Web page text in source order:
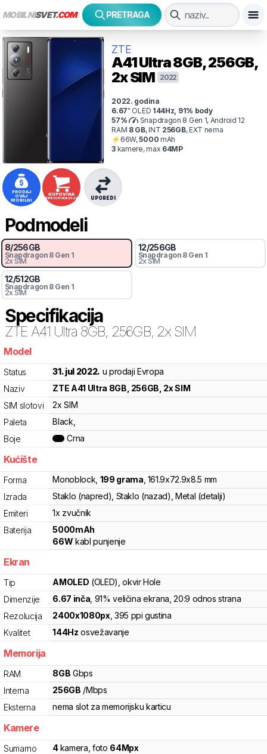
MOBILNISVET.COM PRETRAGA
ZTE
A41 Ultra8GB, 256GB,
2x SIM 2022
2022. godina
6.67" OLED 144Hz, 91% body
57%
Snapdragon 8 Gen 1, Android 12
RAM 8GB,INT 256GB,EXT nema
⚡ 66W,5000 mAh
3 kamere, max 64MP
PRODAJ
OVAJ
MOBILNI
KUPOVINA
SPECIFIKACIJA UPOREDI
Podmodeli
8/256GB
Snapdragon 8 Gen 1
2x SIM
12/256GB
Snapdragon 8 Gen 1
2x SIM
12/512GB
Snapdragon 8 Gen 1
2x SIM
Specifikacija
ZTE A41 Ultra 8GB, 256GB, 2x SIM
Model
Status 31. jul 2022. u prodaji Evropa
Naziv
ZTE A41 Ultra 8GB, 256GB, 2x SIM
SIM slotovi
2x SIM
Paleta
Black,
Boje
Crna
Kućište
Forma Monoblock 199 grama 161.9x72.9x8.5 mm
Izrada
Staklo (napred), Staklo (nazad), Metal (detalji)
Emiteri
1x zvučnik
Baterija
5000mAh
66W kabl punjenje
Ekran
Tip AMOLED (OLED) , okvir Hole
Dimenzije
6.67 inča , 91% veličina ekrana , 20:9 odnos strana
Rezolucija
2400x1080px, 395 ppi gustina
Kvalitet
144Hz osvežavanje
Memorija
RAM 8GB Gbps
Interna
256GB /Mbps
Eksterna
nema slot za memorijsku karticu
Kamere
Sumarno 4kamera foto 64Mpx